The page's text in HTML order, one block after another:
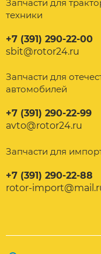
Запчасти для
техники
+7 (391) 290-22-00
sbit@rotor24.ru
Запчасти для
автомобилей
+7 (391) 290-22-99
avto@rotor24.ru
Запчасти для
+7 (391) 290-22-88
rotor-